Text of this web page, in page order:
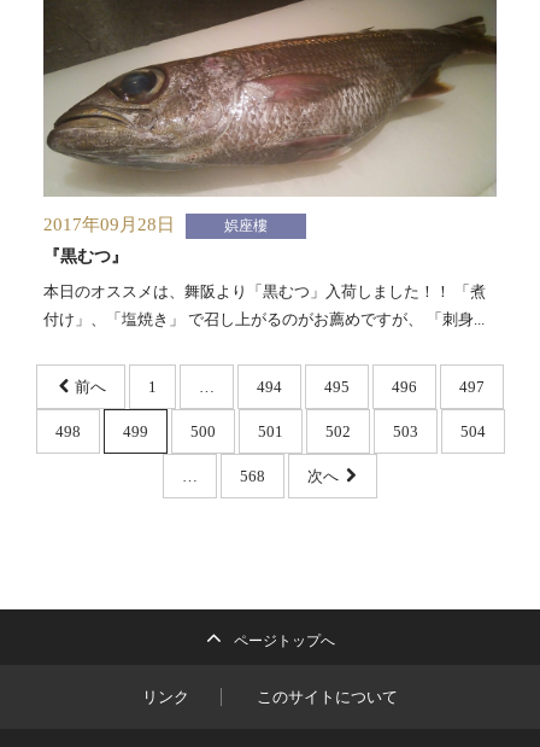
2017年09月28日 娯座樓
『黒むつ』
本日のオススメは、舞阪より「黒むつ」入荷しました！！ 「煮
付け」、「塩焼き」 で召し上がるのがお薦めですが、 「刺身...
前へ 1 … 494 495 496 497
498 499 500 501 502 503 504
… 568 次へ
ページトップへ
リンク このサイトについて